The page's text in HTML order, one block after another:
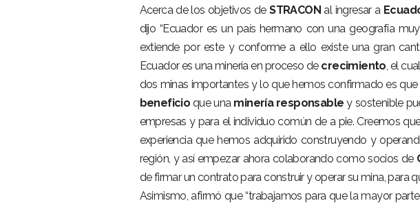
Acerca de los objetivos deSTRACON al ingresar a
dijo “Ecuador es un país hermano con una geografía
extiende por este y conforme a ello existe una gran
Ecuador es una minería en proceso de crecimiento, el
dos minas importantes y lo que hemos confirmado es
beneficio que una minería responsable y sostenible
empresas y para el individuo común de a pie. Creemos
experiencia que hemos adquirido construyendo y
región, y así empezar ahora colaborando como socios de
de firmar un contrato para construir y operar su mina, para
Asimismo, afirmó que “trabajamos para que la mayor